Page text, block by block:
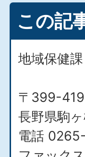
この記
地域保健
〒399-
長野県駒
電話